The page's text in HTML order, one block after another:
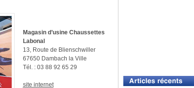
Magasin d’usine Chaussettes
Labonal
13, Route de Blienschwiller
67650 Dambach la Ville
Tél. : 03 88 92 65 29
site internet